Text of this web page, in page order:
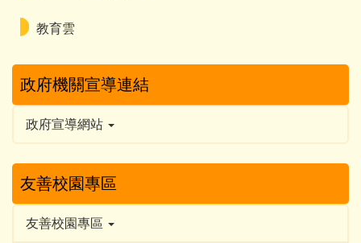
教育雲
政府機關宣導連結
政府宣導網站
友善校園專區
友善校園專區